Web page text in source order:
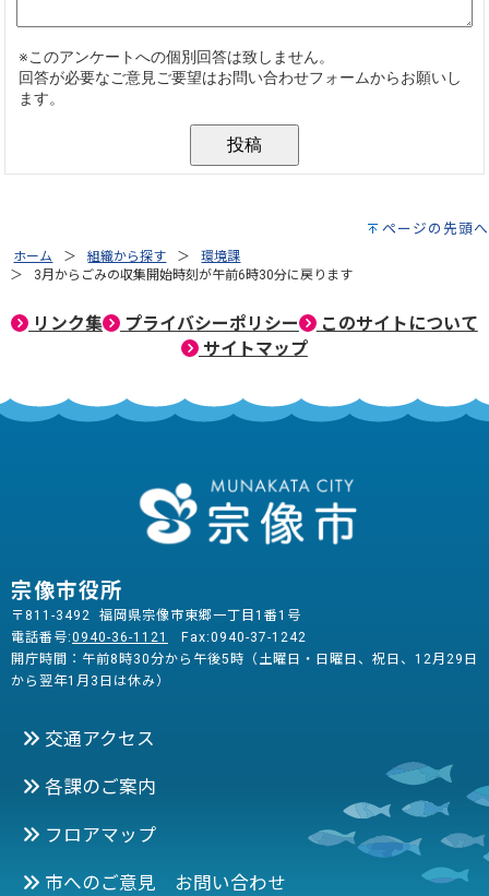
ページの先頭へ
ホーム 組織から探す
環境課
3月からごみの収集開始時刻が午前6時30分に戻ります
リンク集 プライバシーポリシー
このサイトについて
サイトマップ
宗像市役所
〒811-3492 福岡県宗像市東郷一丁目1番1号
電話番号:0940-36-1121
Fax:0940-37-1242
開庁時間：午前8時30分から午後5時（土曜日・日曜日、祝日、12月29日
から翌年1月3日は休み）
交通アクセス
各課のご案内
フロアマップ
市へのご意見 お問い合わせ